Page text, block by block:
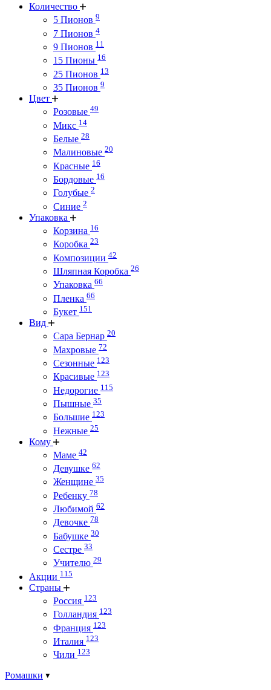
Количество
5 Пионов 9
7 Пионов 4
9 Пионов 11
15 Пионы 16
25 Пионов 13
35 Пионов 9
Цвет
Розовые 49
Микс 14
Белые 28
Малиновые 20
Красные 16
Бордовые 16
Голубые 2
Синие 2
Упаковка
Корзина 16
Коробка 23
Композиции 42
Шляпная Коробка 26
Упаковка 66
Пленка 66
Букет 151
Вид
Сара Бернар 20
Махровые 72
Сезонные 123
Красивые 123
Недорогие 115
Пышные 35
Большие 123
Нежные 25
Кому
Маме 42
Девушке 62
Женщине 35
Ребенку 78
Любимой 62
Девочке 78
Бабушке 30
Сестре 33
Учителю 29
Акции 115
Страны
Россия 123
Голландия 123
Франция 123
Италия 123
Чили 123
Ромашки